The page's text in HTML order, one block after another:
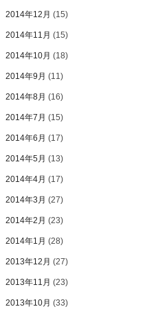
2014年12月 (15)
2014年11月 (15)
2014年10月 (18)
2014年9月 (11)
2014年8月 (16)
2014年7月 (15)
2014年6月 (17)
2014年5月 (13)
2014年4月 (17)
2014年3月 (27)
2014年2月 (23)
2014年1月 (28)
2013年12月 (27)
2013年11月 (23)
2013年10月 (33)